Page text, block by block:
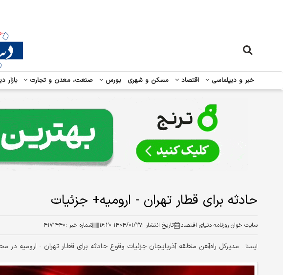
خبر و دیپلماسی اقتصاد مسکن و شهری بورس صنعت، معدن و تجارت بازار
حادثه برای قطار تهران - ارومیه+ جزئیات
سایت خوان روزنامه دنیای اقتصاد تاریخ انتشار :۱۴۰۴/۰۱/۲۷ ۱۶:۲۰ شماره خبر :۴۱۷۱۴۴۰
ايسنا : مدیرکل راه‌آهن منطقه آذربایجان جزئیات وقوع حادثه برای قطار تهران - ارومیه در